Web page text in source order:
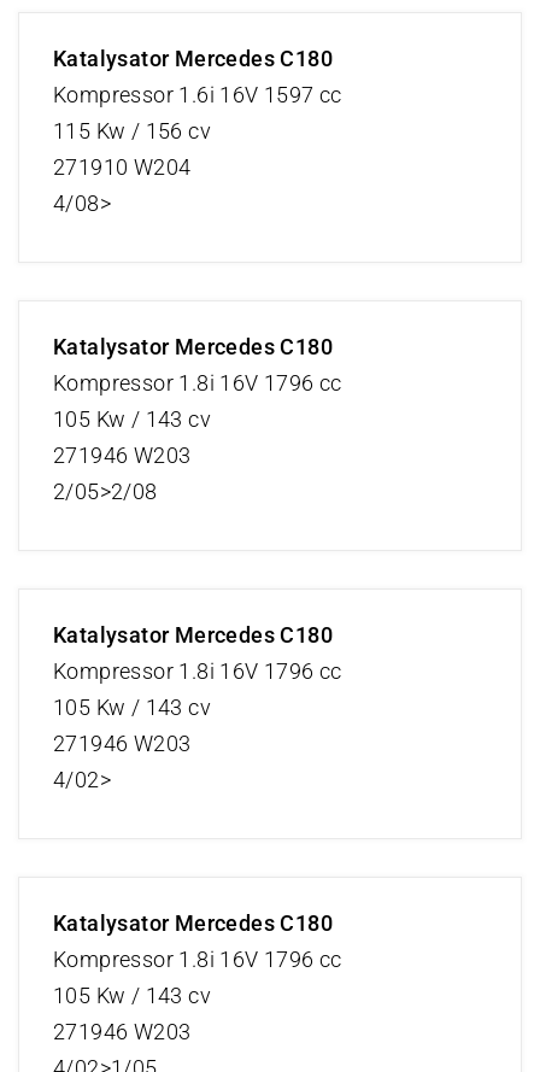
Katalysator Mercedes C180
Kompressor 1.6i 16V 1597 cc
115 Kw / 156 cv
271910 W204
4/08>
Katalysator Mercedes C180
Kompressor 1.8i 16V 1796 cc
105 Kw / 143 cv
271946 W203
2/05>2/08
Katalysator Mercedes C180
Kompressor 1.8i 16V 1796 cc
105 Kw / 143 cv
271946 W203
4/02>
Katalysator Mercedes C180
Kompressor 1.8i 16V 1796 cc
105 Kw / 143 cv
271946 W203